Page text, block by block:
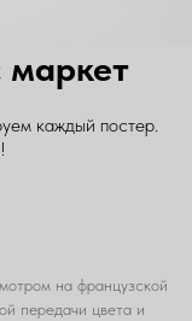
маркет
каждый постер.
на французской
передачи цвета и